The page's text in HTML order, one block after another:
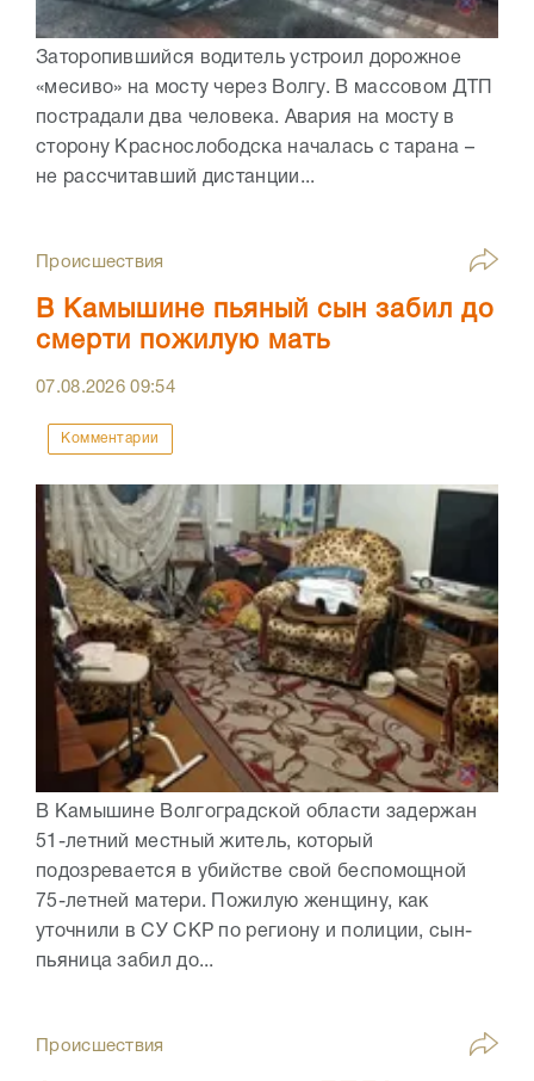
Заторопившийся водитель устроил дорожное
«месиво» на мосту через Волгу. В массовом ДТП
пострадали два человека. Авария на мосту в
сторону Краснослободска началась с тарана –
не рассчитавший дистанции...
Происшествия
В Камышине пьяный сын забил до
смерти пожилую мать
07.08.202609:54
Комментарии
В Камышине Волгоградской области задержан
51-летний местный житель, который
подозревается в убийстве свой беспомощной
75-летней матери. Пожилую женщину, как
уточнили в СУ СКР по региону и полиции, сын-
пьяница забил до...
Происшествия